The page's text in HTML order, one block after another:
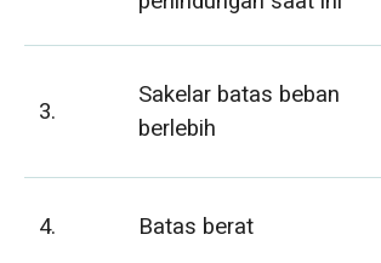
3.
Sakelar batas beban
berlebih
4. Batas berat